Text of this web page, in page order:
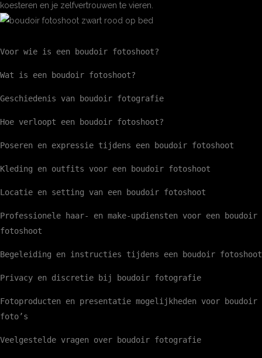
koesteren en je zelfvertrouwen te vieren.
Voor wie is een boudoir fotoshoot?
Wat is een boudoir fotoshoot?
Geschiedenis van boudoir fotografie
Hoe verloopt een boudoir fotoshoot?
Poseren en expressie tijdens een boudoir fotoshoot
Kleding en outfits voor een boudoir fotoshoot
Locatie en setting van een boudoir fotoshoot
Professionele haar- en make-updiensten voor een boudoir
fotoshoot
Begeleiding en instructies tijdens een boudoir fotoshoot
Privacy en discretie bij boudoir fotografie
Fotoproducten en presentatie mogelijkheden voor boudoir
foto’s
Veelgestelde vragen over boudoir fotografie